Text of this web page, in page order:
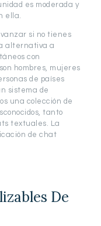
es moderada y
ella.
si no tienes
alternativa a
con
hombres, mujeres
de países
sistema de
una colección de
tanto
textuales. La
de chat
De